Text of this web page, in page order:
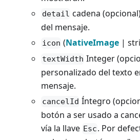
detail cadena
del mensaje.
icon (NativeImage |
textWidth Integer
personalizado del texto
mensaje.
cancelId Íntegro
botón a ser usado a
vía la llave Esc. Por